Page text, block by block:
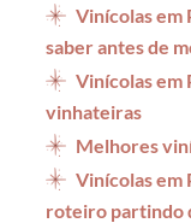
Vinícolas em
saber antes de
Vinícolas em
vinhateiras
Melhores
Vinícolas em
roteiro partindo